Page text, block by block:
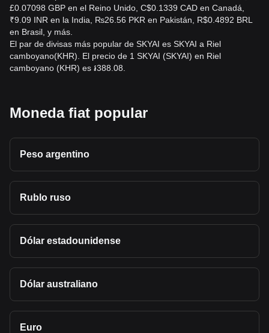
£0.07098 GBP en el Reino Unido, C$0.1339 CAD en Canadá,
₹9.09 INR en la India, ₨26.56 PKR en Pakistán, R$0.4892 BRL
en Brasil, y más.
El par de divisas más popular de SKYAI es SKYAI a Riel
camboyano(KHR). El precio de 1 SKYAI (SKYAI) en Riel
camboyano (KHR) es ៛388.08.
Moneda fiat popular
Peso argentino
Rublo ruso
Dólar estadounidense
Dólar australiano
Euro